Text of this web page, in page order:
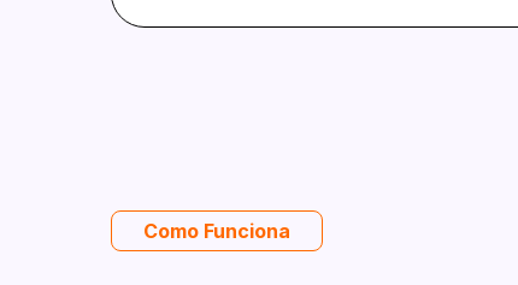
Como Funciona